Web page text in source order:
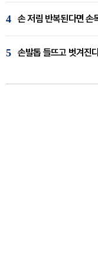
4
5 손발톱 들뜨고 벗겨진